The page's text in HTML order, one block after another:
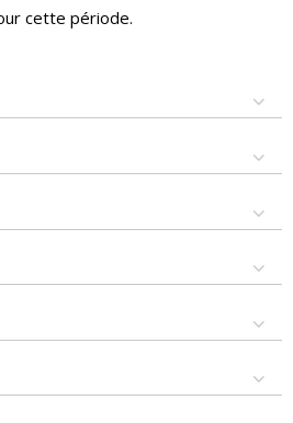
cette période.